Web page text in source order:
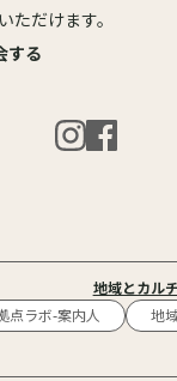
ただけます。
する
地域とカル
点ラボ-案内人
地